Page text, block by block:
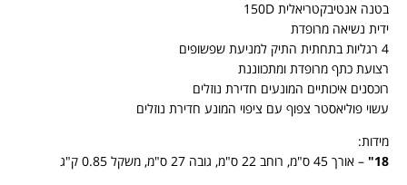
בטנה אנטיבקטריאלית 150D
ידית נשיאה מרופדת
4 רגליות בתחתית התיק למניעת שפשופים
רצועת כתף מרופדת ומתכווננת
רוכסנים איכותיים המונעים חדירת נוזלים
עשוי פוליאסטר צפוף עם ציפוי המונע חדירת נוזלים
מידות:
18" – אורך 45 ס"מ, רוחב 22 ס"מ, גובה 27 ס"מ, משקל 0.85 ק"ג